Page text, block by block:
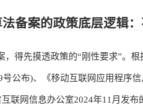
案的政策底层逻辑：
得先摸透政策的“刚性要求”。根
公布)、《移动互联网应用程序
联网信息办公室2024年11月发